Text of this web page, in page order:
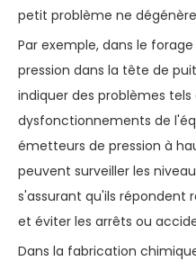
petit problème ne
Par exemple, dans le
pression dans la tête de
indiquer des problèmes
dysfonctionnements de
émetteurs de pression à
peuvent surveiller les
s'assurant qu'ils
et éviter les arrêts ou
Dans la fabrication